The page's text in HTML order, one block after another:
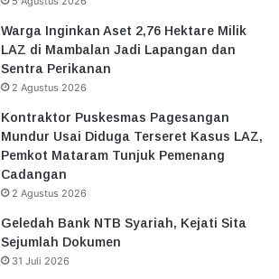
Warga Inginkan Aset 2,76 Hektare Milik
LAZ di Mambalan Jadi Lapangan dan
Sentra Perikanan
2 Agustus 2026
Kontraktor Puskesmas Pagesangan
Mundur Usai Diduga Terseret Kasus LAZ,
Pemkot Mataram Tunjuk Pemenang
Cadangan
2 Agustus 2026
Geledah Bank NTB Syariah, Kejati Sita
Sejumlah Dokumen
31 Juli 2026